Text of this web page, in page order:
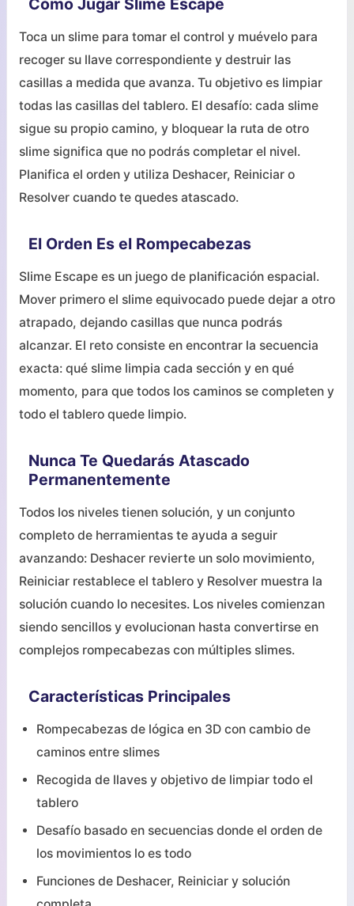
Cómo Jugar Slime Escape
Toca un slime para tomar el control y muévelo para
recoger su llave correspondiente y destruir las
casillas a medida que avanza. Tu objetivo es limpiar
todas las casillas del tablero. El desafío: cada slime
sigue su propio camino, y bloquear la ruta de otro
slime significa que no podrás completar el nivel.
Planifica el orden y utiliza Deshacer, Reiniciar o
Resolver cuando te quedes atascado.
El Orden Es el Rompecabezas
Slime Escape es un juego de planificación espacial.
Mover primero el slime equivocado puede dejar a otro
atrapado, dejando casillas que nunca podrás
alcanzar. El reto consiste en encontrar la secuencia
exacta: qué slime limpia cada sección y en qué
momento, para que todos los caminos se completen y
todo el tablero quede limpio.
Nunca Te Quedarás Atascado
Permanentemente
Todos los niveles tienen solución, y un conjunto
completo de herramientas te ayuda a seguir
avanzando: Deshacer revierte un solo movimiento,
Reiniciar restablece el tablero y Resolver muestra la
solución cuando lo necesites. Los niveles comienzan
siendo sencillos y evolucionan hasta convertirse en
complejos rompecabezas con múltiples slimes.
Características Principales
Rompecabezas de lógica en 3D con cambio de
caminos entre slimes
Recogida de llaves y objetivo de limpiar todo el
tablero
Desafío basado en secuencias donde el orden de
los movimientos lo es todo
Funciones de Deshacer, Reiniciar y solución